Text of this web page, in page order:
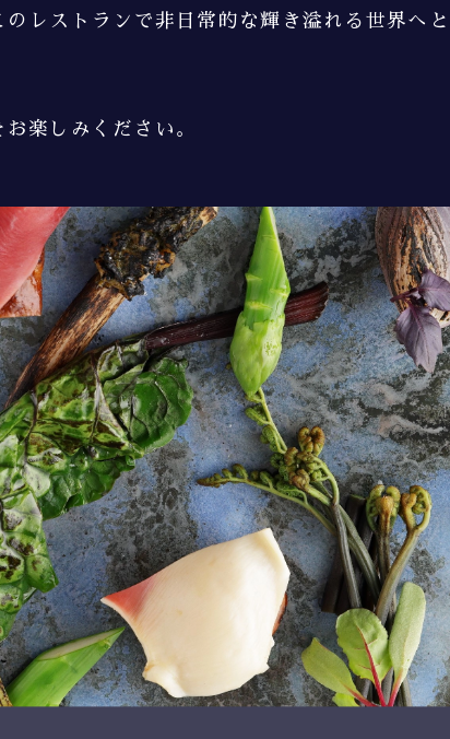
のレストランで非日常的な輝き溢れる世界へと
お楽しみください。